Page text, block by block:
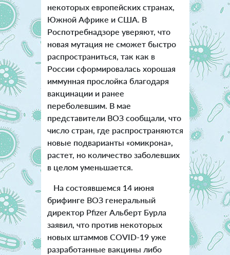
некоторых европейских странах,
Южной Африке и США. В
Роспотребнадзоре уверяют, что
новая мутация не сможет быстро
распространиться, так как в
России сформировалась хорошая
иммунная прослойка благодаря
вакцинации и ранее
переболевшим. В мае
представители ВОЗ сообщали, что
число стран, где распространяются
новые подварианты «омикрона»,
растет, но количество заболевших
в целом уменьшается.
На состоявшемся 14 июня
брифинге ВОЗ генеральный
директор Pfizer Альберт Бурла
заявил, что против некоторых
новых штаммов COVID-19 уже
разработанные вакцины либо